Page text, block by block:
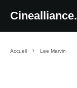
Accueil Lee Marvin